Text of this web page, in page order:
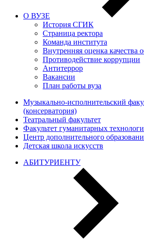
О ВУЗЕ
История СГИК
Страница ректора
Команда института
Внутренняя оценка качества
Противодействие коррупции
Антитеррор
Вакансии
План работы вуза
Музыкально-исполнительский
(консерватория)
Театральный факультет
Факультет гуманитарных
Центр дополнительного
Детская школа искусств
АБИТУРИЕНТУ